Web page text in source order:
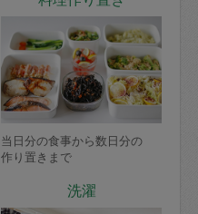
当日分の食事から数日分の
作り置きまで
洗濯